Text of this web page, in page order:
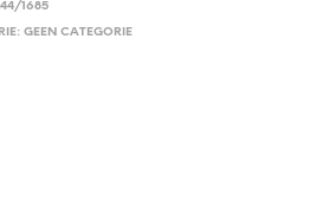
1685
GEEN CATEGORIE